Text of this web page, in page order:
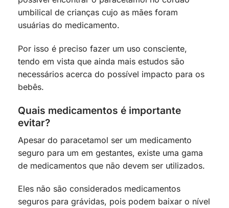
umbilical de crianças cujo as mães foram
usuárias do medicamento.
Por isso é preciso fazer um uso consciente,
tendo em vista que ainda mais estudos são
necessários acerca do possível impacto para os
bebês.
Quais medicamentos é importante
evitar?
Apesar do paracetamol ser um medicamento
seguro para um em gestantes, existe uma gama
de medicamentos que não devem ser utilizados.
Eles não são considerados medicamentos
seguros para grávidas, pois podem baixar o nível